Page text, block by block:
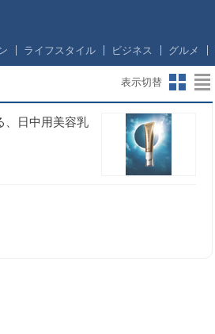
ライフスタイル ビジネス グルメ
表示切替
、日中用美容乳